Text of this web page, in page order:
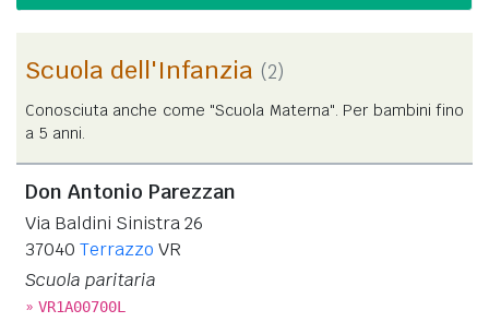
Scuola dell'Infanzia (2)
Conosciuta anche come "Scuola Materna". Per bambini fino
a 5 anni.
Don Antonio Parezzan
Via Baldini Sinistra 26
37040 Terrazzo VR
Scuola paritaria
» VR1A00700L